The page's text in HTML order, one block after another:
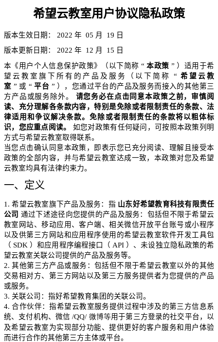
希望云教室用户协议隐私政策
版本生效日期： 2022 年 05 月 19 日
版本更新日期：
2022 年 12 月 15 日
本《用户个人信息保护政策》（以下简称 “ 本政策 ” ）适用于希
望云教室旗下所有的产品及服务（以下简称
“ 希望云教
室 ” 或 “ 平台 ” ），您通过平台的产品及服务而接入的其他第三
方产品或服务除外。
请您务必在点击同意本政策之前，审慎阅
读、充分理解各条款内容，特别是免除或者限制责任的条款、法
律适用和争议解决条款。免除或者限制责任的条款将以粗体标
识，您应重点阅读。
如您对政策有任何疑问，可按照本政策列明
方式与希望云教室取得联系。
当您点击确认同意本政策，即表示您已充分阅读、理解且接受本
政策的全部内容，并与希望云教室达成一致，本政策对您及希望
云教室均具有法律约束力。
一、定义
1. 希望云教室旗下产品及服务：指 山东好希望教育科技有限责任
公司 通过下述途径向您提供的产品及服务：包括但不限于希望云
教室网站、移动应用、客户端、相关微信开放平台账号或小程序
以及供第三方网站和应用程序使用的希望云教室软件开发工具包
（ SDK ）和应用程序编程接口（ API ）、未设独立隐私政策的希
望云教室关联公司提供的产品及服务等。
2. 其他第三方产品或服务：包括但不限于希望云教室以外的其他
交易相对方、第三方网站以及第三 方服务提供者为您提供的产品
或服务。
3. 关联公司：指好希望教育集团的关联公司。
4. 合作伙伴：指希望云教室服务提供过程中涉及的第三方信息系
统、支付机构、微信 /QQ/ 微博等用于第三方登录的社交平台，以
及希望云教室为实现部分功能、提供更好的客户服务和用户体验
而进行合作的其他第三方主体或平台。